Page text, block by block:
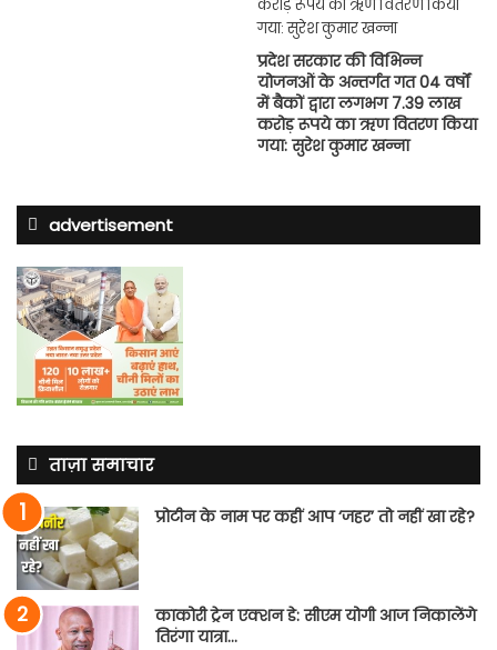
प्रदेश सरकार की विभिन्न
योजनओं के अन्तर्गत गत 04 वर्षों
में बैकों द्वारा लगभग 7.39 लाख
करोड़ रूपये का ऋण वितरण किया
गया: सुरेश कुमार खन्ना
advertisement
ताज़ा समाचार
प्रोटीन के नाम पर कहीं आप ‘जहर’ तो नहीं खा रहे?
काकोरी ट्रेन एक्शन डे: सीएम योगी आज निकालेंगे
तिरंगा यात्रा…